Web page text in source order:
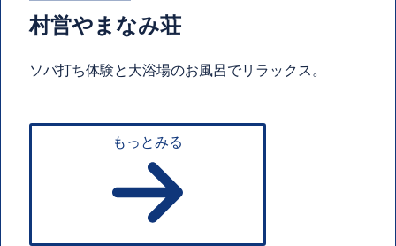
村営やまなみ荘
ソバ打ち体験と大浴場のお風呂でリラックス。
もっとみる